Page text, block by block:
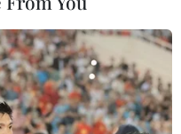
đồng Chứngminh
và các Hòa thượng,
Ni sư trong Hội
hội Phật giáo Việt
Nội và hàng ngàn